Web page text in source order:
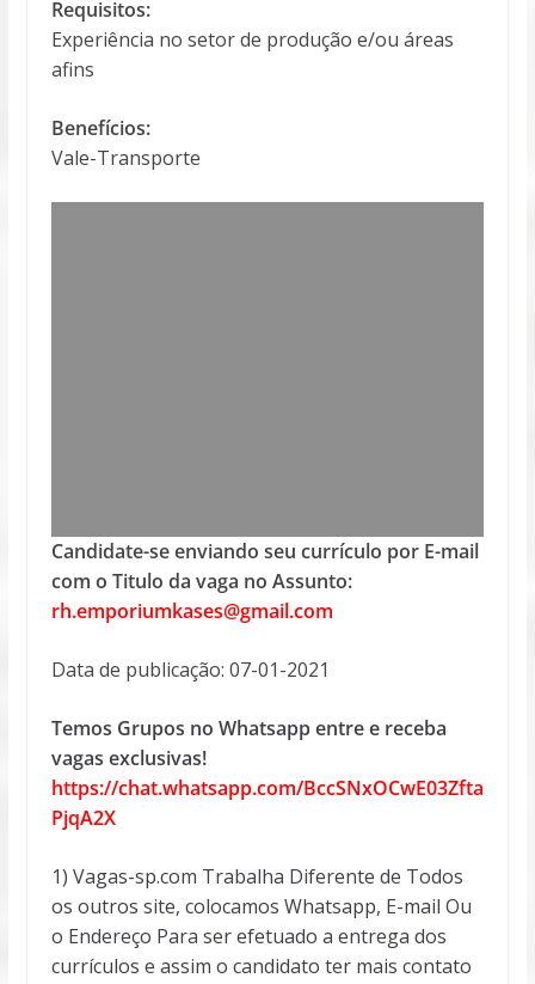
Requisitos:
Experiência no setor de produção e/ou áreas
afins
Benefícios:
Vale-Transporte
Candidate-se enviando seu currículo por E-mail
com o Titulo da vaga no Assunto:
rh.emporiumkases@gmail.com
Data de publicação: 07-01-2021
Temos Grupos no Whatsapp entre e receba
vagas exclusivas!
https://chat.whatsapp.com/BccSNxOCwE03Zfta
PjqA2X
1) Vagas-sp.com Trabalha Diferente de Todos
os outros site, colocamos Whatsapp, E-mail Ou
o Endereço Para ser efetuado a entrega dos
currículos e assim o candidato ter mais contato